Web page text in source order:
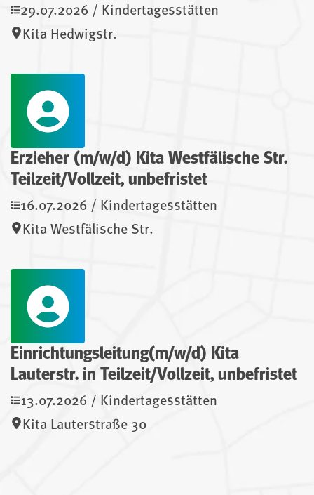
29.07.2026 / Kindertagesstätten
Kita Hedwigstr.
Erzieher (m/w/d) Kita Westfälische Str.
Teilzeit/Vollzeit, unbefristet
16.07.2026 / Kindertagesstätten
Kita Westfälische Str.
Einrichtungsleitung(m/w/d) Kita
Lauterstr. in Teilzeit/Vollzeit, unbefristet
13.07.2026 / Kindertagesstätten
Kita Lauterstraße 30